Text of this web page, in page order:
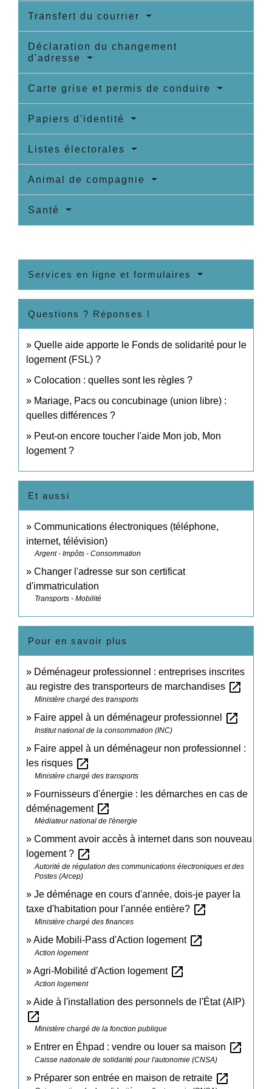
Transfert du courrier
Déclaration du changement
d'adresse
Carte grise et permis de conduire
Papiers d'identité
Listes électorales
Animal de compagnie
Santé
Services en ligne et formulaires
Questions ? Réponses !
Quelle aide apporte le Fonds de solidarité pour le
logement (FSL) ?
Colocation : quelles sont les règles ?
Mariage, Pacs ou concubinage (union libre) :
quelles différences ?
Peut-on encore toucher l'aide Mon job, Mon
logement ?
Et aussi
Communications électroniques (téléphone,
internet, télévision)
Argent - Impôts - Consommation
Changer l'adresse sur son certificat
d'immatriculation
Transports - Mobilité
Pour en savoir plus
Déménageur professionnel : entreprises inscrites
au registre des transporteurs de marchandises open_in_new
Ministère chargé des transports
Faire appel à un déménageur professionnel open_in_new
Institut national de la consommation (INC)
Faire appel à un déménageur non professionnel :
les risques open_in_new
Ministère chargé des transports
Fournisseurs d'énergie : les démarches en cas de
déménagement open_in_new
Médiateur national de l'énergie
Comment avoir accès à internet dans son nouveau
logement ? open_in_new
Autorité de régulation des communications électroniques et des
Postes (Arcep)
Je déménage en cours d'année, dois-je payer la
taxe d'habitation pour l'année entière? open_in_new
Ministère chargé des finances
Aide Mobili-Pass d'Action logement open_in_new
Action logement
Agri-Mobilité d'Action logement open_in_new
Action logement
Aide à l'installation des personnels de l'État (AIP)
open_in_new
Ministère chargé de la fonction publique
Entrer en Éhpad : vendre ou louer sa maison open_in_new
Caisse nationale de solidarité pour l'autonomie (CNSA)
Préparer son entrée en maison de retraite open_in_new